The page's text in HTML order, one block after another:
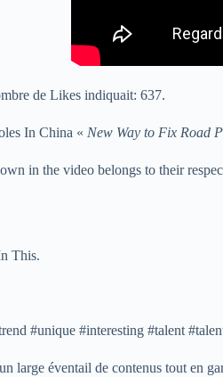
de Likes indiquait: 637.
In China « New Way to Fix Road
in the video belongs to their
This.
#unique #interesting #talent
large éventail de contenus tout en